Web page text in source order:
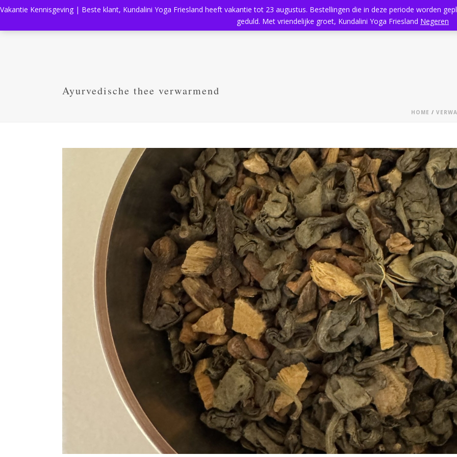
Aanbod Kundalini Yoga Massage Rooster
Ayurvedische thee verwarmend
HOME /
Vakantie Kennisgeving | Beste klant, Kundalini Yoga Friesland heeft vakantie tot 23 augustus. Bestellingen die in deze periode worden
geduld. Met vriendelijke groet, Kundalini Yoga Friesland Negeren